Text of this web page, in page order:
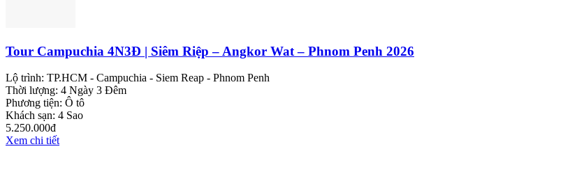
Tour Campuchia 4N3Đ | Siêm Riệp – Angkor Wat – Phnom Penh 2026
Lộ trình: TP.HCM - Campuchia - Siem Reap - Phnom Penh
Thời lượng: 4 Ngày 3 Đêm
Phương tiện: Ô tô
Khách sạn: 4 Sao
5.250.000đ
Xem chi tiết